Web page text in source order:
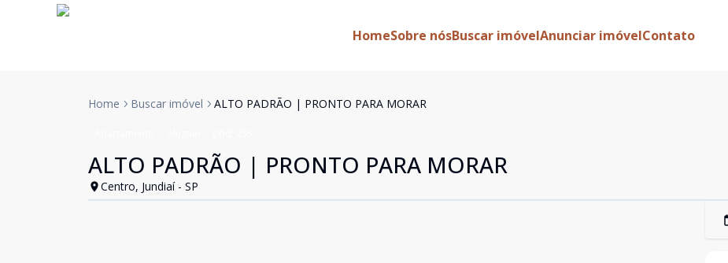
HomeSobre nósBuscar imóvelAnunciar imóvelContato
Home Buscar imóvel ALTO PADRÃO | PRONTO PARA MORAR
ALTO PADRÃO | PRONTO PARA MORAR
Centro, Jundiaí - SP